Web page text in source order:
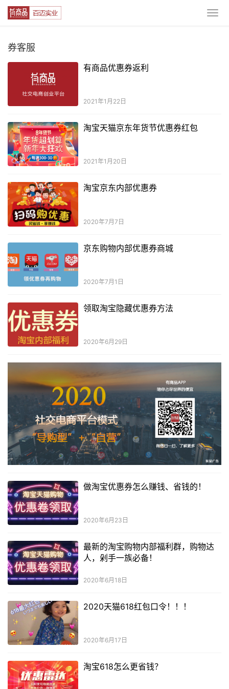
券客服
有商品优惠券返利
2021年1月22日
淘宝天猫京东年货节优惠券红包
2021年1月20日
淘宝京东内部优惠券
2020年7月7日
京东购物内部优惠券商城
2020年7月1日
领取淘宝隐藏优惠券方法
2020年6月29日
做淘宝优惠券怎么赚钱、省钱的！
2020年6月23日
最新的淘宝购物内部福利群，购物达
人，剁手一族必备！
2020年6月18日
2020天猫618红包口令！！！
2020年6月17日
淘宝618怎么更省钱？